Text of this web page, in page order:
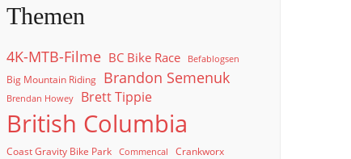
Themen
4K-MTB-Filme BC Bike Race Befablogsen
Big Mountain Riding Brandon Semenuk
Brendan Howey Brett Tippie
British Columbia
Coast Gravity Bike Park Commencal Crankworx